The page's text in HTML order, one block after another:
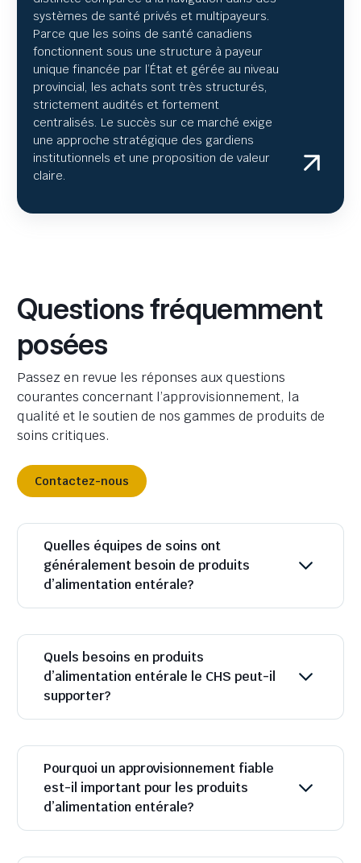
systèmes de santé privés et multipayeurs.
Parce que les soins de santé canadiens
fonctionnent sous une structure à payeur
unique financée par l’État et gérée au niveau
provincial, les achats sont très structurés,
strictement audités et fortement
centralisés. Le succès sur ce marché exige
une approche stratégique des gardiens
institutionnels et une proposition de valeur
claire.
Questions fréquemment
posées
Passez en revue les réponses aux questions
courantes concernant l’approvisionnement, la
qualité et le soutien de nos gammes de produits de
soins critiques.
Contactez-nous
Quelles équipes de soins ont
généralement besoin de produits
d’alimentation entérale?
Quels besoins en produits
d’alimentation entérale le CHS peut-il
supporter?
Pourquoi un approvisionnement fiable
est-il important pour les produits
d’alimentation entérale?